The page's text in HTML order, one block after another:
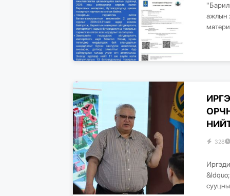
ажлын
328